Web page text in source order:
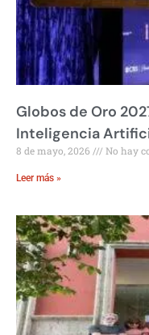
Globos de Oro
Inteligencia
8 de mayo, 2026 No hay
Leer más »